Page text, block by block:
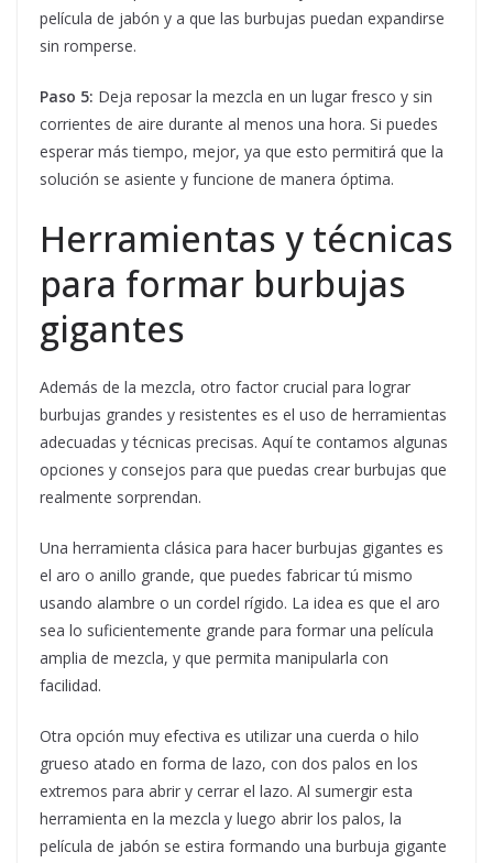
película de jabón y a que las burbujas puedan expandirse
sin romperse.
Paso 5: Deja reposar la mezcla en un lugar fresco y sin
corrientes de aire durante al menos una hora. Si puedes
esperar más tiempo, mejor, ya que esto permitirá que la
solución se asiente y funcione de manera óptima.
Herramientas y técnicas
para formar burbujas
gigantes
Además de la mezcla, otro factor crucial para lograr
burbujas grandes y resistentes es el uso de herramientas
adecuadas y técnicas precisas. Aquí te contamos algunas
opciones y consejos para que puedas crear burbujas que
realmente sorprendan.
Una herramienta clásica para hacer burbujas gigantes es
el aro o anillo grande, que puedes fabricar tú mismo
usando alambre o un cordel rígido. La idea es que el aro
sea lo suficientemente grande para formar una película
amplia de mezcla, y que permita manipularla con
facilidad.
Otra opción muy efectiva es utilizar una cuerda o hilo
grueso atado en forma de lazo, con dos palos en los
extremos para abrir y cerrar el lazo. Al sumergir esta
herramienta en la mezcla y luego abrir los palos, la
película de jabón se estira formando una burbuja gigante